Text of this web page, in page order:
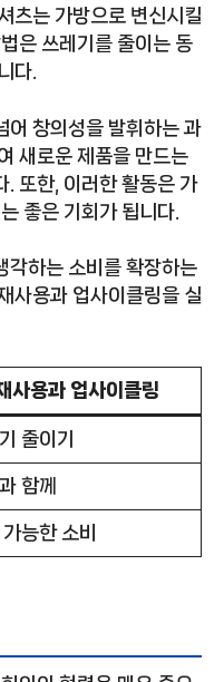
츠는 가방으로 변신시킬
은 쓰레기를 줄이는 동
다.
어 창의성을 발휘하는 과
새로운 제품을 만드는
. 또한, 이러한 활동은 가
좋은 기회가 됩니다.
각하는 소비를 확장하는
사용과 업사이클링을 실
사용과 업사이클링
줄이기
함께
능한 소비